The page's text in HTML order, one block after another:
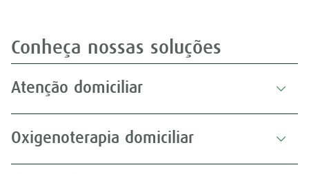
Conheça nossas soluções
Atenção domiciliar
Oxigenoterapia domiciliar